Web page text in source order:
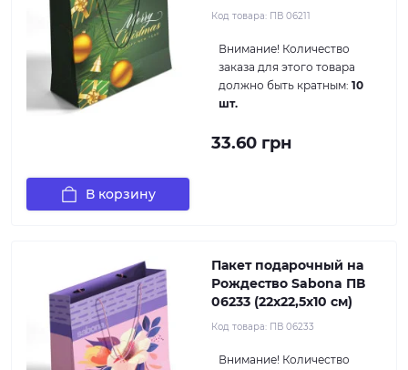
Код товара: ПВ 06211
Внимание! Количество
заказа для этого товара
должно быть кратным: 10
шт.
33.60 грн
В корзину
Пакет подарочный на
Рождество Sabona ПВ
06233 (22x22,5x10 см)
Код товара: ПВ 06233
Внимание! Количество